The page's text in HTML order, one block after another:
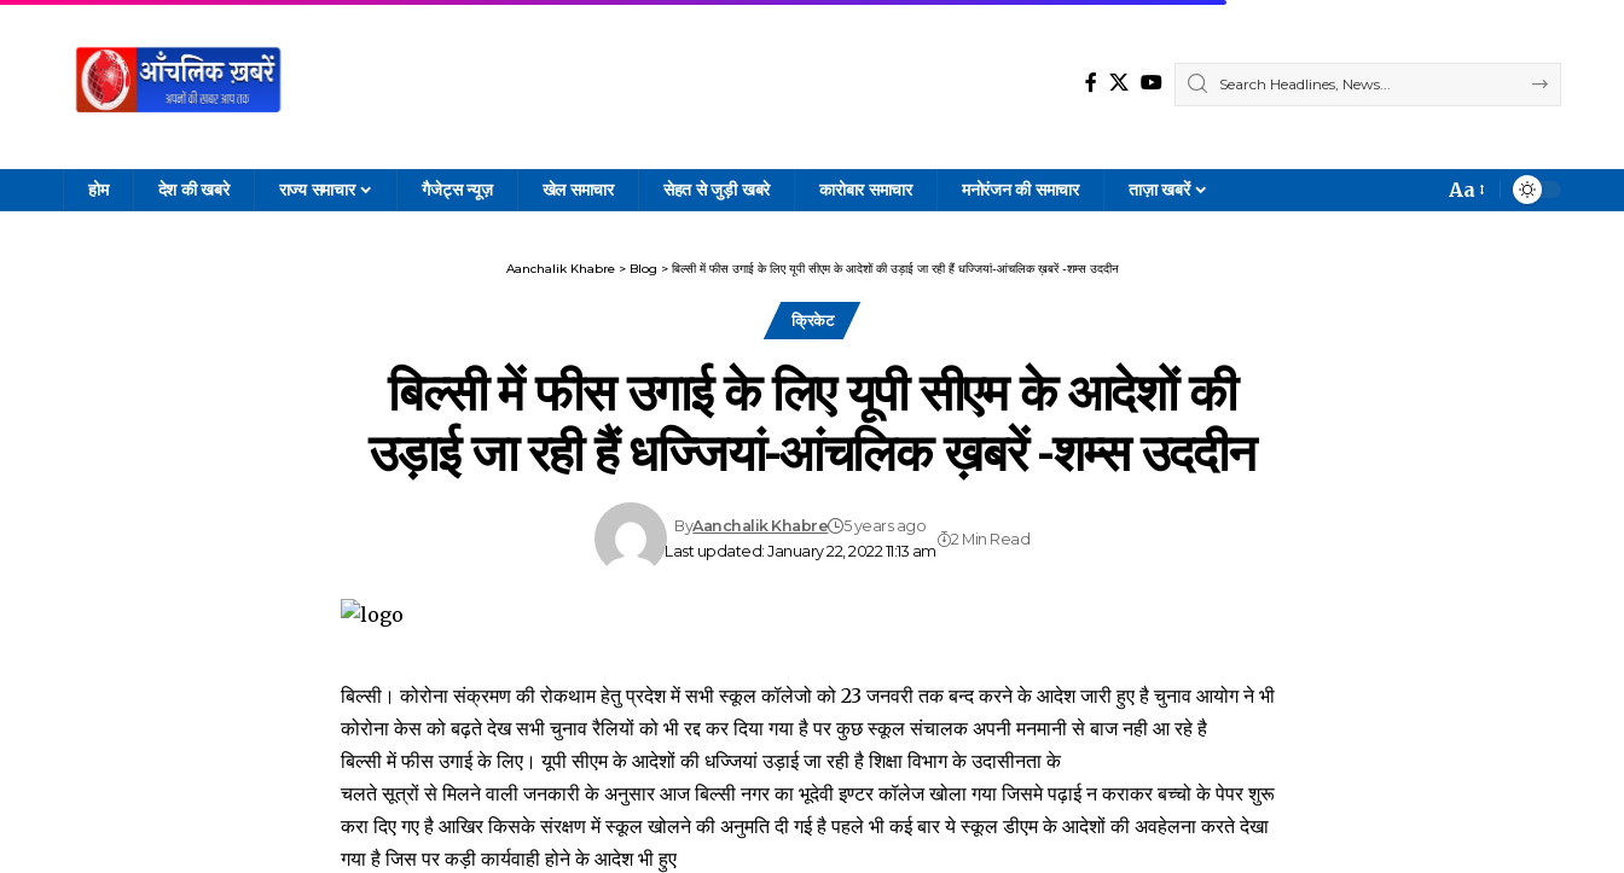
होम देश की खबरे राज्य समाचार गैजेट्स न्यूज़ खेल समाचार सेहत से जुड़ी खबरे कारोबार समाचार मनोरंजन की समाचार ताज़ा खबरें
Font
Aa
Aanchalik Khabre> Blog > बिल्सी में फीस उगाई के लिए यूपी सीएम के आदेशों की उड़ाई जा रही हैं धज्जियां-आंचलिक ख़बरें -शम्स उददीन
क्रिकेट
बिल्सी में फीस उगाई के लिए यूपी सीएम के आदेशों की
उड़ाई जा रही हैं धज्जियां-आंचलिक ख़बरें -शम्स उददीन
Last updated: January 22, 2022 11:13 am
ByAanchalik Khabre 5 years ago
2 Min Read
बिल्सी। कोरोना संक्रमण की रोकथाम हेतु प्रदेश में सभी स्कूल कॉलेजो को 23 जनवरी तक बन्द करने के आदेश जारी हुए है चुनाव आयोग ने भी
कोरोना केस को बढ़ते देख सभी चुनाव रैलियों को भी रद्द कर दिया गया है पर कुछ स्कूल संचालक अपनी मनमानी से बाज नही आ रहे है
बिल्सी में फीस उगाई के लिए। यूपी सीएम के आदेशों की धज्जियां उड़ाई जा रही है शिक्षा विभाग के उदासीनता के
चलते सूत्रों से मिलने वाली जनकारी के अनुसार आज बिल्सी नगर का भूदेवी इण्टर कॉलेज खोला गया जिसमे पढ़ाई न कराकर बच्चो के पेपर शुरू
करा दिए गए है आखिर किसके संरक्षण में स्कूल खोलने की अनुमति दी गई है पहले भी कई बार ये स्कूल डीएम के आदेशों की अवहेलना करते देखा
गया है जिस पर कड़ी कार्यवाही होने के आदेश भी हुए